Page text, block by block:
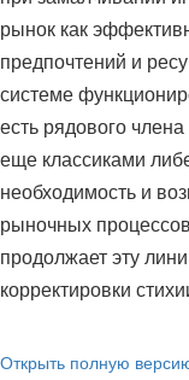
рынок как
предпочтений и
системе
есть рядового
еще классиками
необходимость и
рыночных
продолжает эту
корректировки
Открыть полную